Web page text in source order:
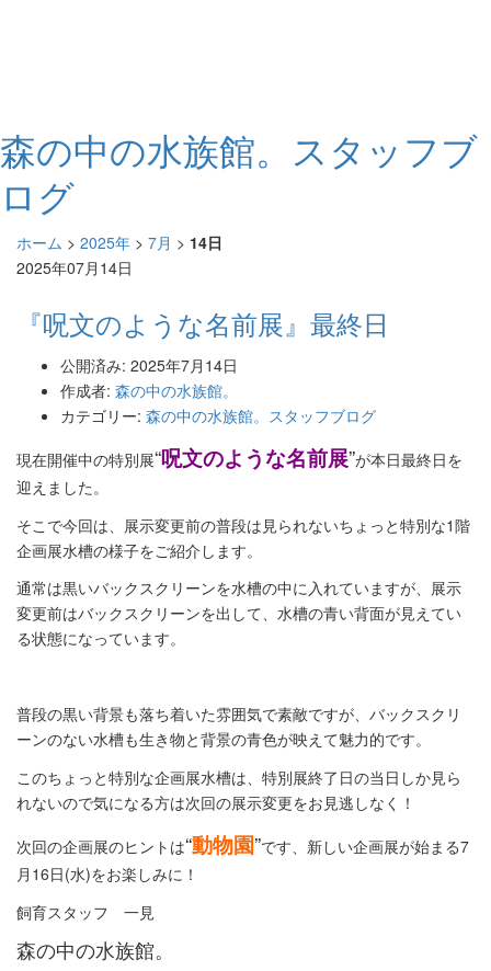
森の中の水族館。スタッフブ
ログ
ホーム > 2025年 > 7月 > 14日
2025年07月14日
『呪文のような名前展』最終日
公開済み: 2025年7月14日
作成者: 森の中の水族館。
カテゴリー: 森の中の水族館。スタッフブログ
現在開催中の特別展“呪文のような名前展”が本日最終日を
迎えました。
そこで今回は、展示変更前の普段は見られないちょっと特別な1階
企画展水槽の様子をご紹介します。
通常は黒いバックスクリーンを水槽の中に入れていますが、展示
変更前はバックスクリーンを出して、水槽の青い背面が見えてい
る状態になっています。
普段の黒い背景も落ち着いた雰囲気で素敵ですが、バックスクリ
ーンのない水槽も生き物と背景の青色が映えて魅力的です。
このちょっと特別な企画展水槽は、特別展終了日の当日しか見ら
れないので気になる方は次回の展示変更をお見逃しなく！
次回の企画展のヒントは“動物園”です、新しい企画展が始まる7
月16日(水)をお楽しみに！
飼育スタッフ 一見
森の中の水族館。